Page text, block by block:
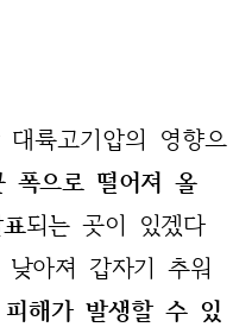
륙고기압의 영향으
폭으로 떨어져 올
되는곳이 있겠다
아져 갑자기 추워
해가 발생할 수 있